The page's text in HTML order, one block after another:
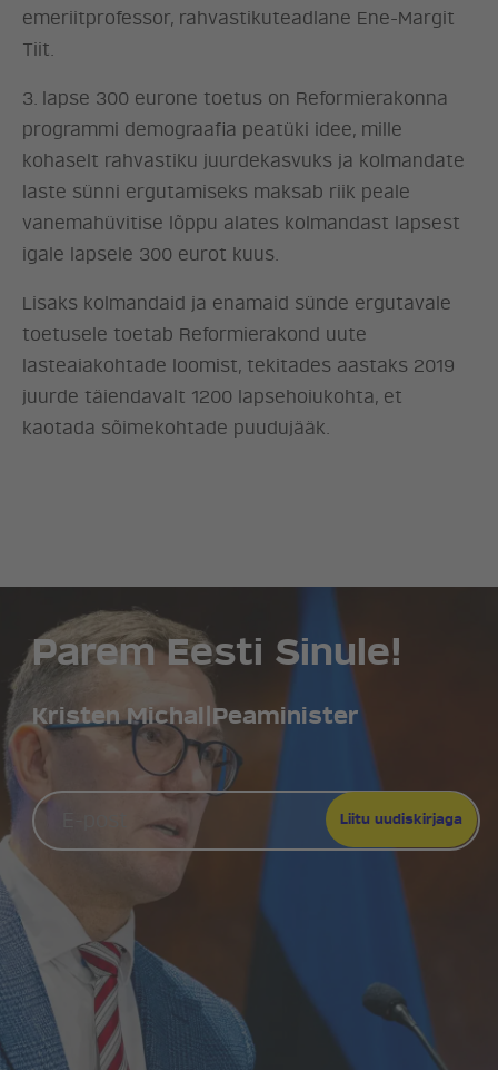
KONTAKT
emeriitprofessor, rahvastikuteadlane Ene-Margit
Tiit.
3. lapse 300 eurone toetus on Reformierakonna
programmi demograafia peatüki idee, mille
kohaselt rahvastiku juurdekasvuks ja kolmandate
laste sünni ergutamiseks maksab riik peale
vanemahüvitise lõppu alates kolmandast lapsest
igale lapsele 300 eurot kuus.
Lisaks kolmandaid ja enamaid sünde ergutavale
toetusele toetab Reformierakond uute
lasteaiakohtade loomist, tekitades aastaks 2019
juurde täiendavalt 1200 lapsehoiukohta, et
kaotada sõimekohtade puudujääk.
Parem Eesti Sinule!
Kristen Michal Peaminister